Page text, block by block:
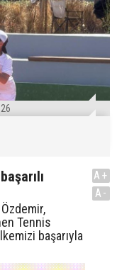
Tennis
başarıyla
A+
A-